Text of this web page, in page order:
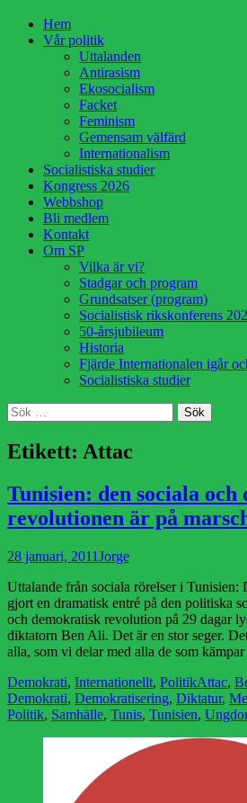
HoppaHem
Vår politik
Uttalanden
Antirasism
Ekosocialism
Facket
Feminism
Gemensam välfärd
Internationalism
Socialistiska studier
Kongress 2026
Webbshop
Bli medlem
Kontakt
Om SP
Vilka är vi?
Stadgar och program
Grundsatser (program)
Socialistisk rikskonferens
50-årsjubileum
Historia
Fjärde Internationalen igår
Socialistiska studier
Sök
Sök
efter:
Etikett: Attac
Tunisien: den sociala
revolutionen är på
Publicerad
28 januari, 2011 Författare
Jorge
Uttalande från sociala rörelser i Tunisien:
gjort en dramatisk entré på den politiska
och demokratisk revolution på 29 dagar
diktatorn Ben Ali. Det är en stor seger.
alla, som vi delar med alla de som
Kategorier
Demokrati, Internationellt, PolitikEtiketter
Attac,
Demokrati, Demokratisering, Diktatur,
Politik, Samhälle, Tunis, Tunisien,